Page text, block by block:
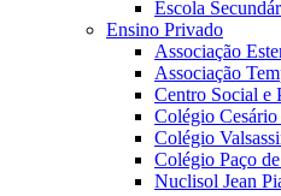
Escola
Ensino Privado
Associação
Associação
Centro Social e
Colégio Cesário
Colégio
Colégio Paço
Nuclisol Jean